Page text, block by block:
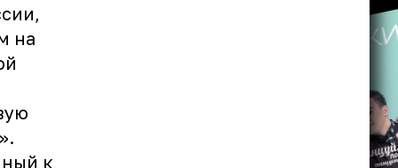
на
к